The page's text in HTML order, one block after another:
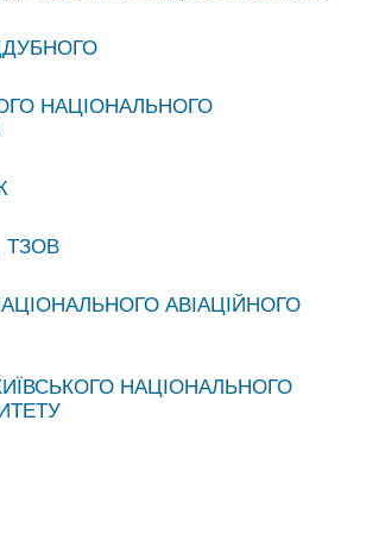
НАЦІОНАЛЬНОГО
ТЗОВ
АВІАЦІЙНОГО
НАЦІОНАЛЬНОГО